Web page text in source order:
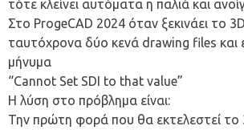
τότε κλείνει αυτόματα η παλιά και
Στο ProgeCAD 2024 όταν ξεκινάει το
ταυτόχρονα δύο κενά drawing files και
μήνυμα
“Cannot Set SDI to that value”
Η λύση στο πρόβλημα είναι:
Την πρώτη φορά που θα εκτελεστεί το